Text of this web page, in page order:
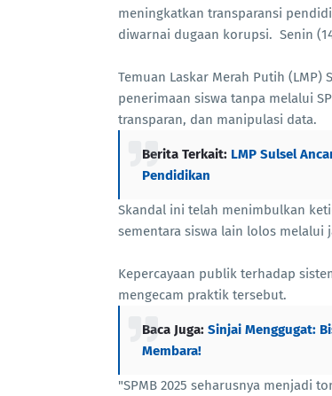
meningkatkan transparansi
diwarnai dugaan korupsi. Senin
Temuan Laskar Merah Putih
penerimaan siswa tanpa melalui
transparan, dan manipulasi data.
Berita Terkait: LMP Sulsel
Pendidikan
Skandal ini telah menimbulkan
sementara siswa lain lolos melalui
Kepercayaan publik terhadap
mengecam praktik tersebut.
Baca Juga: Sinjai Menggugat:
Membara!
"SPMB 2025 seharusnya menjadi